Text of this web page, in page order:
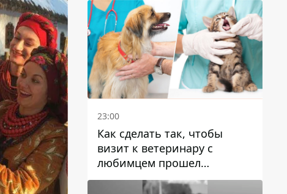
мужчин
23:00
Как сделать так, чтобы
визит к ветеринару с
любимцем прошел
спокойно: простые советы